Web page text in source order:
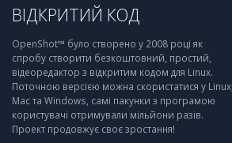
ВІДКРИТИЙ КОД
OpenShot™ було створено у 2008 році як
спробу створити безкоштовний, простий,
відеоредактор з відкритим кодом для Linux.
Поточною версією можна скористатися у Linux,
Mac та Windows, самі пакунки з програмою
користувачі отримували мільйони разів.
Проект продовжує своє зростання!